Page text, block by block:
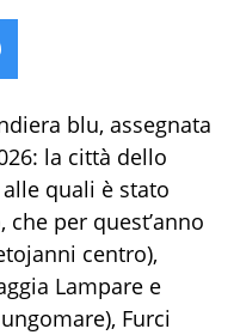
blu, assegnata
la città dello
quali è stato
per quest’anno
centro),
Lampare e
Furci